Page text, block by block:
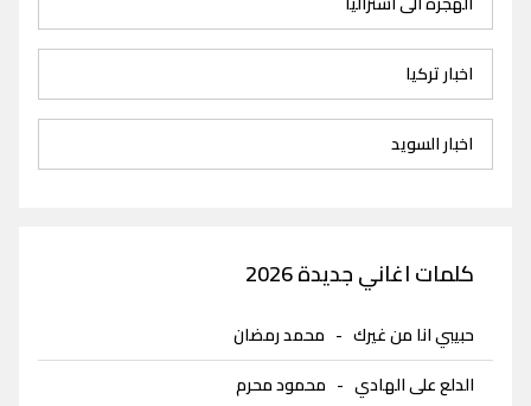
اخبار تركيا
اخبار السويد
كلمات اغاني جديدة 2026
حبيبي انا من غيرك - محمد رمضان
الدلع على الهادي - محمود محرم